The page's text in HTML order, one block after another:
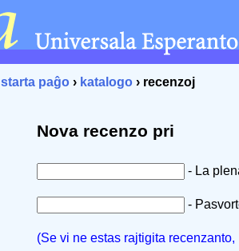
starta paĝo › katalogo › recenzoj
Nova recenzo pri
- La
-
(Se vi ne estas rajtigita